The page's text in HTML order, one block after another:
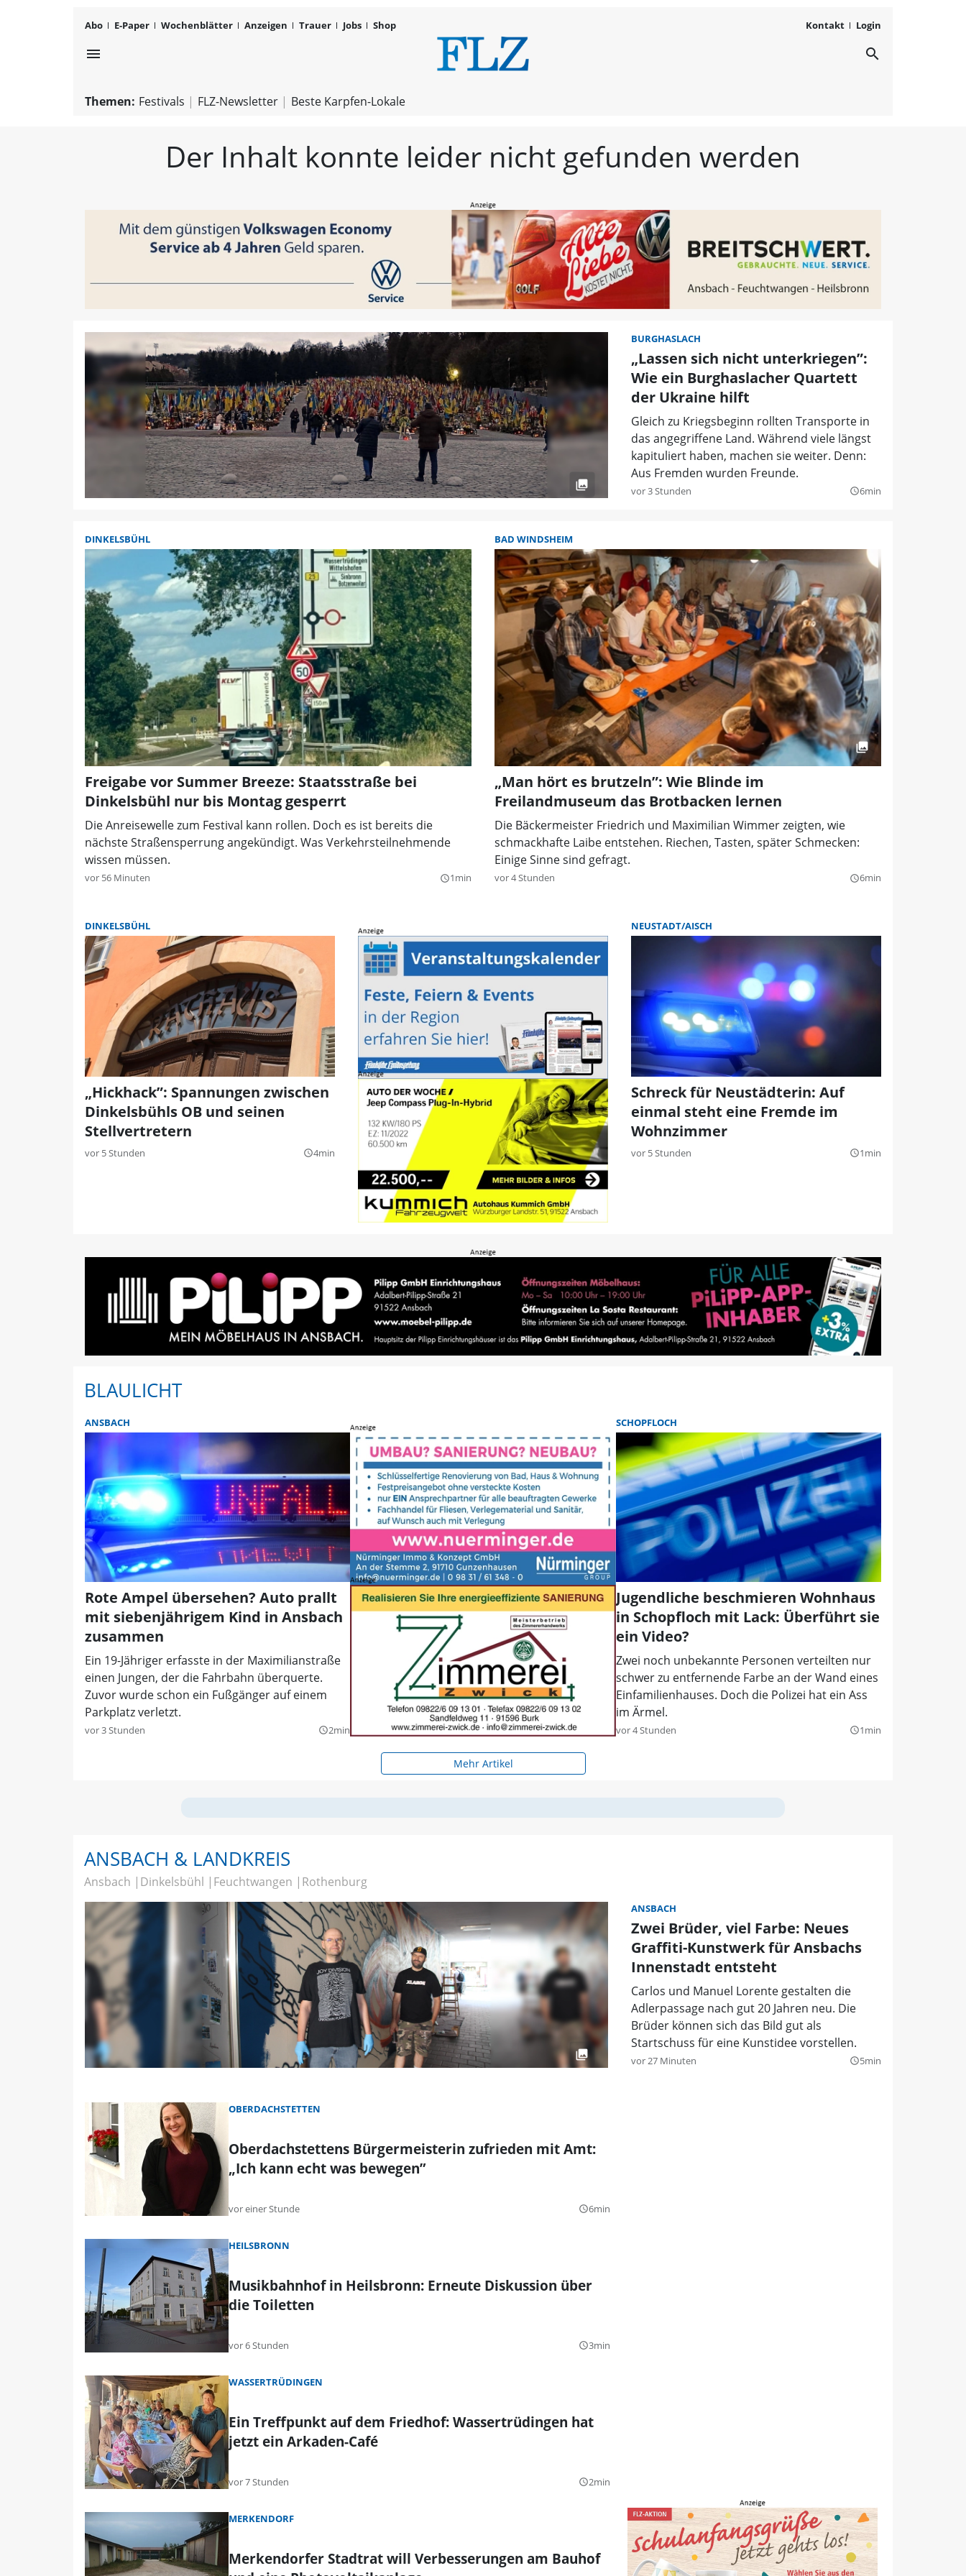
Abo E-Paper Wochenblätter Anzeigen Trauer Jobs Shop Kontakt Login
menu FLZ – Nachrichten aus search
Themen: Festivals FLZ-Newsletter Beste Karpfen-Lokale
Der Inhalt konnte leider nicht gefunden werden
BURGHASLACH
„Lassen sich nicht unterkriegen”:
Wie ein Burghaslacher Quartett
der Ukraine hilft
Gleich zu Kriegsbeginn rollten Transporte in
das angegriffene Land. Während viele längst
kapituliert haben, machen sie weiter. Denn:
Aus Fremden wurden Freunde.
vor 3 Stunden query_builder6min
DINKELSBÜHL
Freigabe vor Summer Breeze: Staatsstraße bei
Dinkelsbühl nur bis Montag gesperrt
Die Anreisewelle zum Festival kann rollen. Doch es ist bereits die
nächste Straßensperrung angekündigt. Was Verkehrsteilnehmende
wissen müssen.
vor 56 Minuten query_builder1min
BAD WINDSHEIM
„Man hört es brutzeln”: Wie Blinde im
Freilandmuseum das Brotbacken lernen
Die Bäckermeister Friedrich und Maximilian Wimmer zeigten, wie
schmackhafte Laibe entstehen. Riechen, Tasten, später Schmecken:
Einige Sinne sind gefragt.
vor 4 Stunden query_builder6min
DINKELSBÜHL
„Hickhack”: Spannungen zwischen
Dinkelsbühls OB und seinen
Stellvertretern
vor 5 Stunden query_builder4min
NEUSTADT/AISCH
Schreck für Neustädterin: Auf
einmal steht eine Fremde im
Wohnzimmer
vor 5 Stunden query_builder1min
BLAULICHT
ANSBACH
Rote Ampel übersehen? Auto prallt
mit siebenjährigem Kind in Ansbach
zusammen
Ein 19-Jähriger erfasste in der Maximilianstraße
einen Jungen, der die Fahrbahn überquerte.
Zuvor wurde schon ein Fußgänger auf einem
Parkplatz verletzt.
vor 3 Stunden query_builder2min
SCHOPFLOCH
Jugendliche beschmieren Wohnhaus
in Schopfloch mit Lack: Überführt sie
ein Video?
Zwei noch unbekannte Personen verteilten nur
schwer zu entfernende Farbe an der Wand eines
Einfamilienhauses. Doch die Polizei hat ein Ass
im Ärmel.
vor 4 Stunden query_builder1min
Mehr Artikel
ANSBACH & LANDKREIS
Ansbach Dinkelsbühl Feuchtwangen Rothenburg
ANSBACH
Zwei Brüder, viel Farbe: Neues
Graffiti-Kunstwerk für Ansbachs
Innenstadt entsteht
Carlos und Manuel Lorente gestalten die
Adlerpassage nach gut 20 Jahren neu. Die
Brüder können sich das Bild gut als
Startschuss für eine Kunstidee vorstellen.
vor 27 Minuten query_builder5min
OBERDACHSTETTEN
Oberdachstettens Bürgermeisterin zufrieden mit Amt:
„Ich kann echt was bewegen”
vor einer Stunde query_builder6min
HEILSBRONN
Musikbahnhof in Heilsbronn: Erneute Diskussion über
die Toiletten
vor 6 Stunden query_builder3min
WASSERTRÜDINGEN
Ein Treffpunkt auf dem Friedhof: Wassertrüdingen hat
jetzt ein Arkaden-Café
vor 7 Stunden query_builder2min
MERKENDORF
Merkendorfer Stadtrat will Verbesserungen am Bauhof